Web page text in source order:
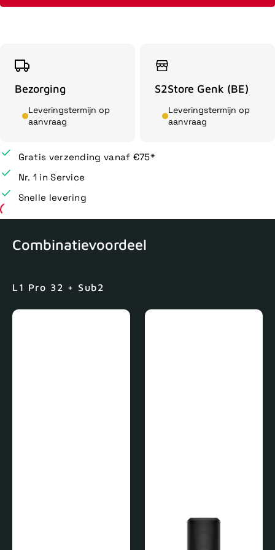
Bezorging
Leveringstermijn op
aanvraag
S2Store Genk (BE)
Leveringstermijn op
aanvraag
Gratis verzending vanaf €75*
Nr. 1 in Service
Snelle levering
Combinatievoordeel
L1 Pro 32 + Sub2